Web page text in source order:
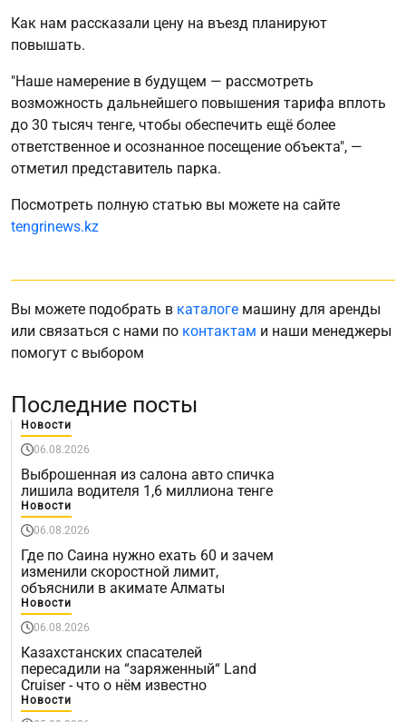
Как нам рассказали цену на въезд планируют
повышать.
"Наше намерение в будущем — рассмотреть
возможность дальнейшего повышения тарифа вплоть
до 30 тысяч тенге, чтобы обеспечить ещё более
ответственное и осознанное посещение объекта", —
отметил представитель парка.
Посмотреть полную статью вы можете на сайте
tengrinews.kz
Вы можете подобрать в каталоге машину для аренды
или связаться с нами по контактам и наши менеджеры
помогут с выбором
Последние посты
Новости
06.08.2026
Выброшенная из салона авто спичка
лишила водителя 1,6 миллиона тенге
Новости
06.08.2026
Где по Саина нужно ехать 60 и зачем
изменили скоростной лимит,
объяснили в акимате Алматы
Новости
06.08.2026
Казахстанских спасателей
пересадили на “заряженный“ Land
Cruiser - что о нём известно
Новости